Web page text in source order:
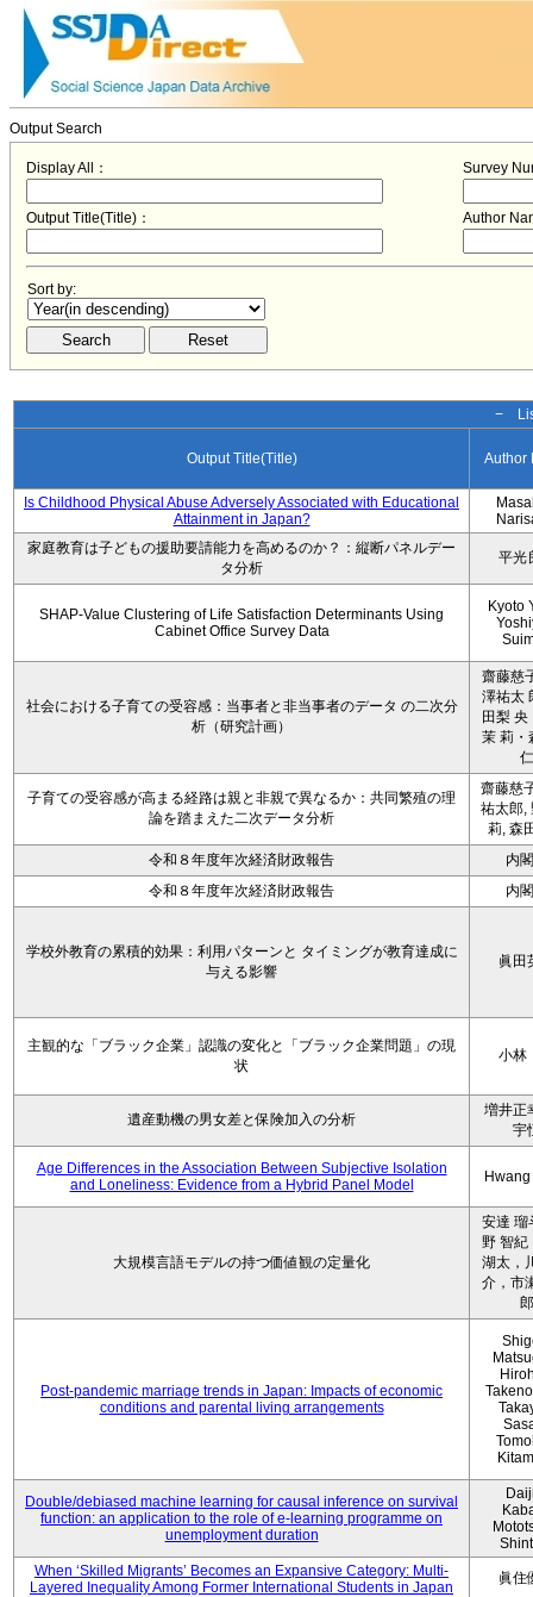
Output Search
Display All： Survey
Output Title(Title)： Author
Sort by:
−
Output Title(Title) Author
Is Childhood Physical Abuse Adversely Associated with Educational
Attainment in Japan?
家庭教育は子どもの援助要請能力を高めるのか？：縦断パネルデー
タ分析
平光
SHAP-Value Clustering of Life Satisfaction Determinants Using
Cabinet Office Survey Data
Kyoto
社会における子育ての受容感：当事者と非当事者のデータ の二次分
析（研究計画）
齋藤慈
澤祐太
田梨 央
茉 莉・
仁
子育ての受容感が高まる経路は親と非親で異なるか：共同繁殖の理
論を踏まえた二次データ分析
齋藤慈
祐太郎,
莉, 森
令和８年度年次経済財政報告
内
令和８年度年次経済財政報告
内
学校外教育の累積的効果：利用パターンと タイミングが教育達成に
与える影響
眞田
主観的な「ブラック企業」認識の変化と「ブラック企業問題」の現
状
小
遺産動機の男女差と保険加入の分析
増井正
宇
Age Differences in the Association Between Subjective Isolation
and Loneliness: Evidence from a Hybrid Panel Model
大規模言語モデルの持つ価値観の定量化
安達 瑠
野 智紀
湖太，
介，市
郎
Post-pandemic marriage trends in Japan: Impacts of economic
conditions and parental living arrangements
Double/debiased machine learning for causal inference on survival
function: an application to the role of e-learning programme on
unemployment duration
When ‘Skilled Migrants’ Becomes an Expansive Category: Multi-
Layered Inequality Among Former International Students in Japan
眞住